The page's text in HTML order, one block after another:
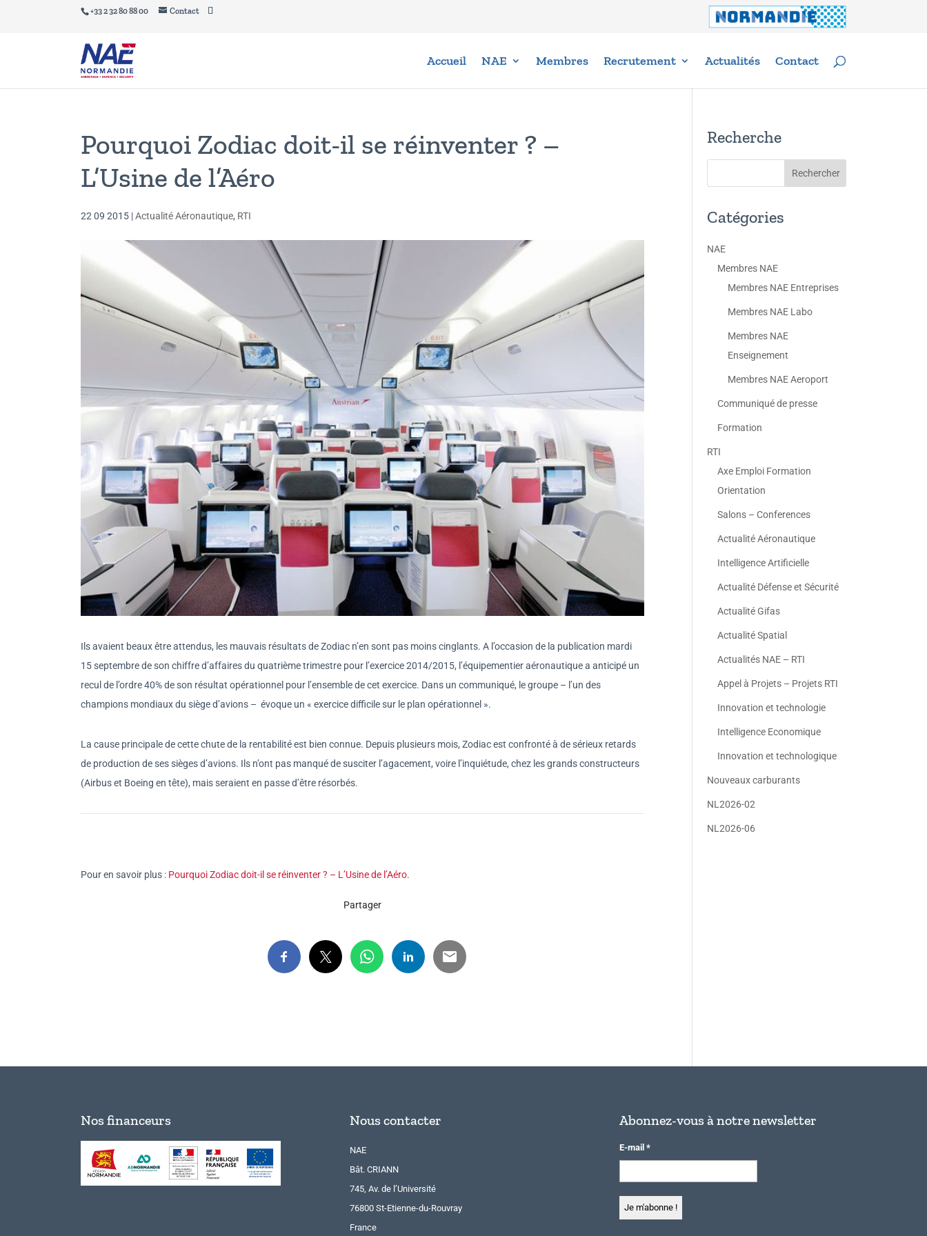
+33 2 32 80 88 00 Contact
Accueil NAE Membres Recrutement Actualités Contact
Pourquoi Zodiac doit-il se réinventer ? –
L’Usine de l’Aéro
22 09 2015 |Actualité Aéronautique, RTI
Ils avaient beaux être attendus, les mauvais résultats de Zodiac n’en sont pas moins cinglants. A l’occasion de la publication mardi
15 septembre de son chiffre d’affaires du quatrième trimestre pour l’exercice 2014/2015, l’équipementier aéronautique a anticipé un
recul de l’ordre 40% de son résultat opérationnel pour l’ensemble de cet exercice. Dans un communiqué, le groupe – l’un des
champions mondiaux du siège d’avions – évoque un « exercice difficile sur le plan opérationnel ».
La cause principale de cette chute de la rentabilité est bien connue. Depuis plusieurs mois, Zodiac est confronté à de sérieux retards
de production de ses sièges d’avions. Ils n’ont pas manqué de susciter l’agacement, voire l’inquiétude, chez les grands constructeurs
(Airbus et Boeing en tête), mais seraient en passe d’être résorbés.
Pour en savoir plus : Pourquoi Zodiac doit-il se réinventer ? – L’Usine de l’Aéro.
Partager
Recherche
Catégories
NAE
Membres NAE
Membres NAE Entreprises
Membres NAE Labo
Membres NAE
Enseignement
Membres NAE Aeroport
Communiqué de presse
Formation
RTI
Axe Emploi Formation
Orientation
Salons – Conferences
Actualité Aéronautique
Intelligence Artificielle
Actualité Défense et Sécurité
Actualité Gifas
Actualité Spatial
Actualités NAE – RTI
Appel à Projets – Projets RTI
Innovation et technologie
Intelligence Economique
Innovation et technologique
Nouveaux carburants
NL2026-02
NL2026-06
Nos financeurs Nous contacter
NAE
Bât. CRIANN
745, Av. de l’Université
76800 St-Etienne-du-Rouvray
France
Abonnez-vous à notre newsletter
E-mail *